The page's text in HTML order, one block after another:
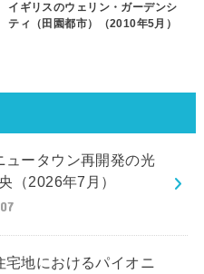
イギリスのウェリン・ガーデンシ
ティ（田園都市）（2010年5月）
ュータウン再開発の光
（2026年7月）
宅地におけるパイオニ